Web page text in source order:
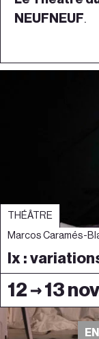
NEUFNEUF
12 → 13
THÉÂTRE
Marcos Caramés-
Ix :